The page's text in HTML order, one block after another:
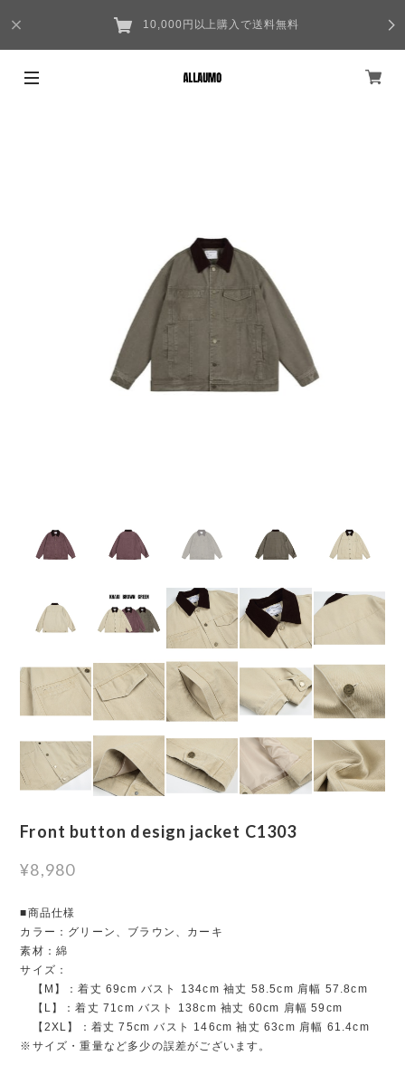
10,000円以上購入で送料無料
Front button design jacket C1303
¥8,980
■商品仕様
カラー：グリーン、ブラウン、カーキ
素材：綿
サイズ：
【M】：着丈 69cm バスト 134cm 袖丈 58.5cm 肩幅 57.8cm
【L】：着丈 71cm バスト 138cm 袖丈 60cm 肩幅 59cm
【2XL】：着丈 75cm バスト 146cm 袖丈 63cm 肩幅 61.4cm
※サイズ・重量など多少の誤差がございます。